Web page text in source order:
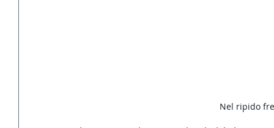
Nel ripido